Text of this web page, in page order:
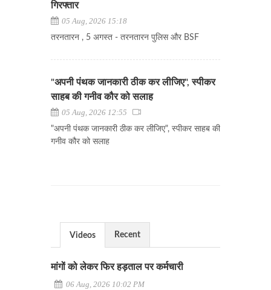
गिरफ्तार
05 Aug, 2026 15:18
तरनतारन , 5 अगस्त - तरनतारन पुलिस और BSF
"अपनी पंथक जानकारी ठीक कर लीजिए", स्पीकर
साहब की गनीव कौर को सलाह
05 Aug, 2026 12:55
"अपनी पंथक जानकारी ठीक कर लीजिए", स्पीकर साहब की
गनीव कौर को सलाह
Videos Recent
मांगों को लेकर फिर हड़ताल पर कर्मचारी
06 Aug, 2026 10:02 PM